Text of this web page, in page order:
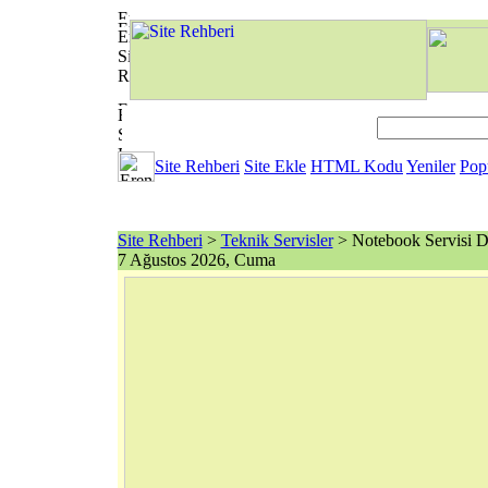
Site Rehberi Site Ekle HTML Kodu Yeniler
Site Rehberi > Teknik Servisler> Notebook Servisi
7 Ağustos 2026, Cuma